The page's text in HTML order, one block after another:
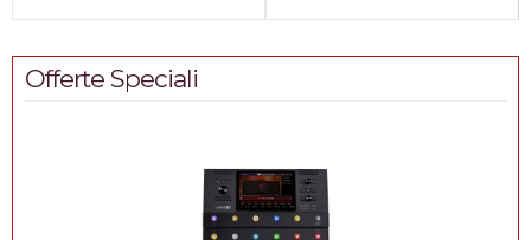
Offerte Speciali